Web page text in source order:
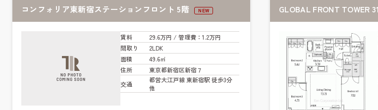
コンフォリア東新宿ステーションフロント 5階 NEW
賃料 29.6万円 / 管理費：1.2万円
間取り
2LDK
面積
49.6㎡
住所
東京都新宿区新宿７
交通
都営大江戸線 東新宿駅 徒歩3分
他
GLOBAL FRONT TOWER